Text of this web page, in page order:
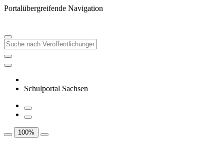
Portalübergreifende Navigation
Schulportal Sachsen
100%